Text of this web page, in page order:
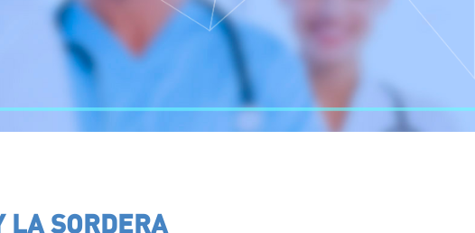
LA SORDERA